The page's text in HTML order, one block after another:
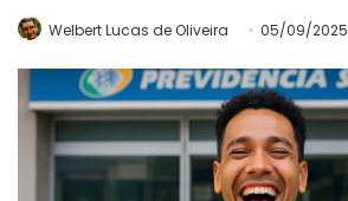
Welbert Lucas de Oliveira 05/09/2025